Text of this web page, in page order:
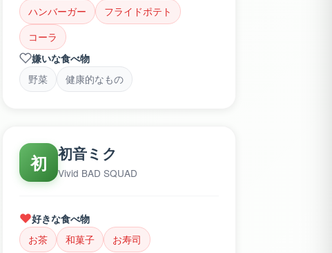
ハンバーガー
フライドポテト
コーラ
嫌いな食べ物
野菜
健康的なもの
初 初音ミク
Vivid BAD SQUAD
好きな食べ物
お茶
和菓子
お寿司